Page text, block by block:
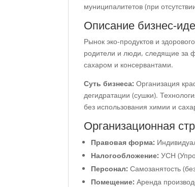
муниципалитетов (при
Описание бизнес-
Рынок эко-продуктов и
родители и люди, следящие за
сахаром и консервантами.
Суть бизнеса: Организация
дегидратации (сушки).
без использования химии и
Организационная
Правовая форма:
Налогообложение: УСН
Персонал: Самозанятость
Помещение: Аренда